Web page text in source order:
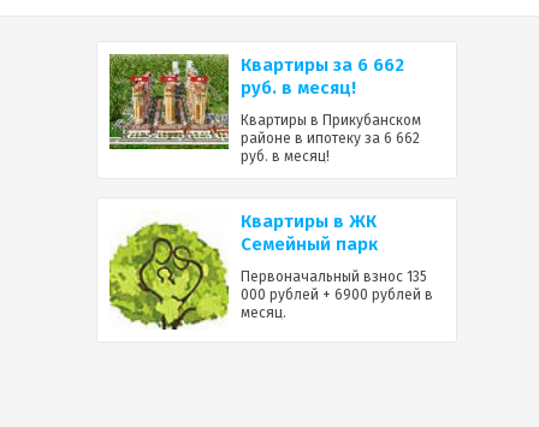
Квартиры за 6 662
руб. в месяц!
Квартиры в Прикубанском
районе в ипотеку за 6 662
руб. в месяц!
Квартиры в ЖК
Семейный парк
Первоначальный взнос 135
000 рублей + 6900 рублей в
месяц.